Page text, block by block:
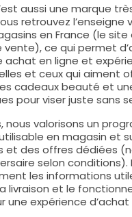
aussi une marque
retrouvez l’enseigne
en France (le site
vente), ce qui permet
en ligne et
et ceux qui aiment
cadeaux beauté et
pour viser juste sans
valorisons un
en magasin et
et des offres dédiées
selon conditions).
les informations
livraison et le
une expérience d’achat